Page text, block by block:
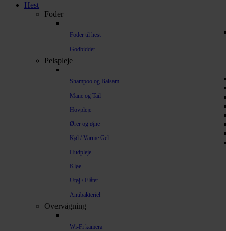
Hest
Foder
Foder til hest
Godbidder
Pelspleje
Shampoo og Balsam
Mane og Tail
Hovpleje
Ører og øjne
Køl / Varme Gel
Hudpleje
Kløe
Utøj / Flåter
Antibakteriel
Overvågning
Wi-Fi kamera